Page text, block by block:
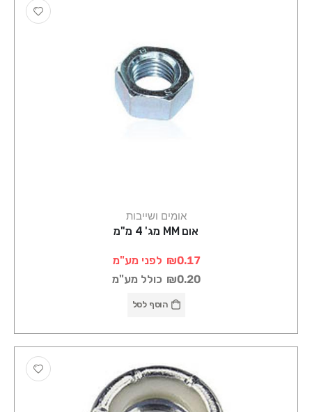
אומים ושייבות
אום MM מג' 4 מ"מ
₪0.17 לפני מע"מ
₪0.20 כולל מע"מ
הוסף לסל